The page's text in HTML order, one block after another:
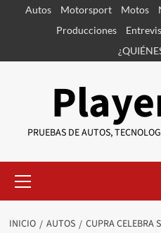
SaltarAutos Motorsport Motos
Producciones
PRUEBAS DE AUTOS,
primario
INICIO AUTOS CUPRA CELEBRA